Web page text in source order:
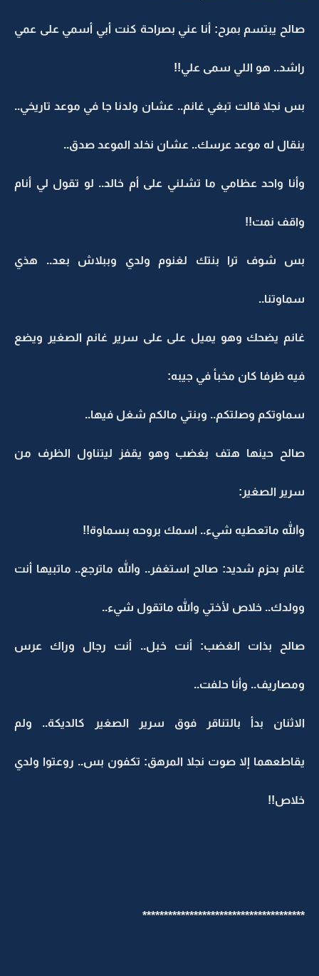
صالح يبتسم بمرح: أنا عني بصراحة كنت أبي أسمي على عمي
راشد.. هو اللي سمى علي!!
بس نجلا قالت تبغي غانم.. عشان ولدنا جا في موعد تاريخي..
ينقال له موعد عرسك.. عشان نخلد الموعد صدق..
وأنا واحد عظامي ما تشلني على أم خالد.. لو تقول لي أنام
واقف نمت!!
بس شوف ترا بنتك لغنوم ولدي وببلاش بعد.. هذي
سماوتنا..
غانم يضحك وهو يميل على على سرير غانم الصغير ويضع
فيه ظرفا كان مخبأ في جيبه:
سماوتكم وصلتكم.. وبنتي مالكم شغل فيها..
صالح حينها هتف بغضب وهو يقفز ليتناول الظرف من
سرير الصغير:
والله ماتعطيه شيء.. اسمك بروحه بسماوة!!
غانم بحزم شديد: صالح استغفر.. والله ماترجع.. ماتبيها أنت
وولدك.. خلاص لأختي والله ماتقول شيء..
صالح بذات الغضب: أنت خبل.. أنت رجال وراك عرس
ومصاريف.. وأنا حلفت..
الاثنان بدأ بالتناقر فوق سرير الصغير كالديكة.. ولم
يقاطعهما إلا صوت نجلا المرهق: تكفون بس.. روعتوا ولدي
خلاص!!
**************************************